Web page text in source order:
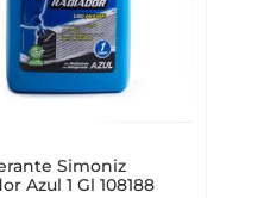
Simoniz
Azul 1 Gl 108188